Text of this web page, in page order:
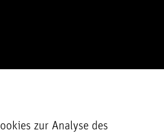
zur Analyse des